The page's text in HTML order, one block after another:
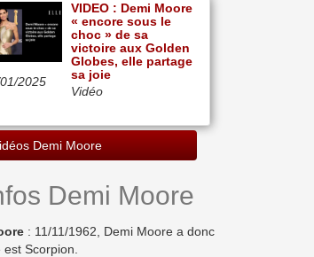
2025
VIDEO : Demi Moore
« encore sous le
choc » de sa
victoire aux Golden
Globes, elle partage
sa joie
Vidéo
Demi Moore
Demi Moore
: 11/11/1962, Demi Moore a donc
Scorpion.